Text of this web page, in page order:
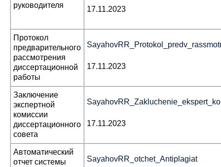
руководителя
17.11.2023
Протокол
предварительного
рассмотрения
диссертационной
работы
17.11.2023
Заключение
экспертной
комиссии
диссертационного
совета
17.11.2023
Автоматический
отчет системы
SayahovRR_otchet_Antiplagiat